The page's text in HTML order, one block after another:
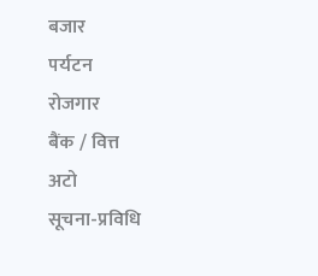
बजार
पर्यटन
रोजगार
बैंक / वित्त
अटो
सूचना-प्रविधि